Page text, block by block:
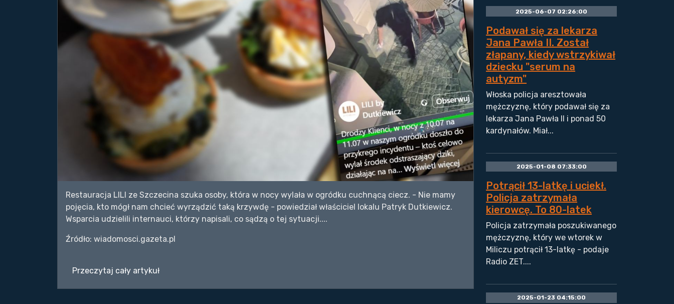
Restauracja LILI ze Szczecina szuka osoby, która w nocy wylała w ogródku cuchnącą ciecz. - Nie mamy
pojęcia, kto mógł nam chcieć wyrządzić taką krzywdę - powiedział właściciel lokalu Patryk Dutkiewicz.
Wsparcia udzielili internauci, którzy napisali, co sądzą o tej sytuacji....
Źródło: wiadomosci.gazeta.pl
Przeczytaj cały artykuł
2025-06-07 02:26:00
Podawał się za lekarza
Jana Pawła II. Został
złapany, kiedy wstrzykiwał
dziecku "serum na
autyzm"
Włoska policja aresztowała
mężczyznę, który podawał się za
lekarza Jana Pawła II i ponad 50
kardynałów. Miał...
2025-01-08 07:33:00
Potrącił 13-latkę i uciekł.
Policja zatrzymała
kierowcę. To 80-latek
Policja zatrzymała poszukiwanego
mężczyznę, który we wtorek w
Miliczu potrącił 13-latkę - podaje
Radio ZET....
2025-01-23 04:15:00